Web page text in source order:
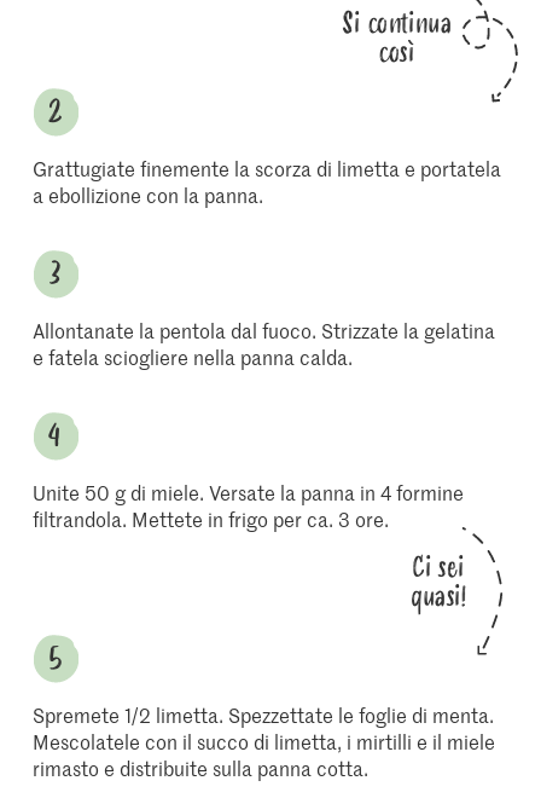
Si continua
così
Grattugiate finemente la scorza di limetta e portatela
a ebollizione con la panna.
Allontanate la pentola dal fuoco. Strizzate la gelatina
e fatela sciogliere nella panna calda.
Unite 50 g di miele. Versate la panna in 4 formine
filtrandola. Mettete in frigo per ca. 3 ore.
Ci sei
quasi!
Spremete 1/2 limetta. Spezzettate le foglie di menta.
Mescolatele con il succo di limetta, i mirtilli e il miele
rimasto e distribuite sulla panna cotta.